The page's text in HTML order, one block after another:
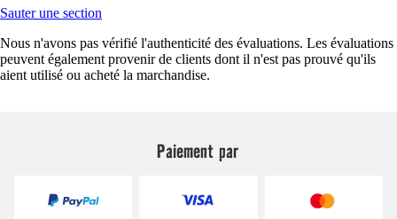
Sauter une section
Nous n'avons pas vérifié l'authenticité des évaluations. Les évaluations
peuvent également provenir de clients dont il n'est pas prouvé qu'ils
aient utilisé ou acheté la marchandise.
Paiement par